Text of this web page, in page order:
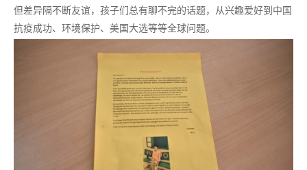
但差异隔不断友谊，孩子们总有聊不完的话题，从兴趣爱好到中国
抗疫成功、环境保护、美国大选等等全球问题。